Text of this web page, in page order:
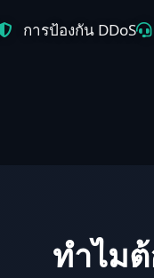
การป้องกัน DDoS
ทำไม